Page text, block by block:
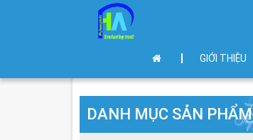
GIỚI THIỆU
DANH MỤC SẢN PHẨM